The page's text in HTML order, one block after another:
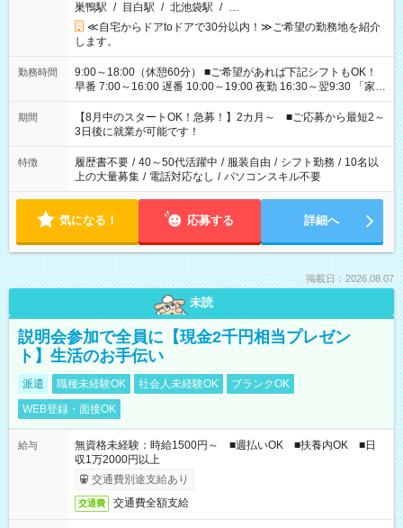
巣鴨駅 / 目白駅 / 北池袋駅 / …
≪自宅からドアtoドアで30分以内！≫ご希望の勤務地を紹介
します。
勤務時間
9:00～18:00（休憩60分） ■ご希望があれば下記シフトもOK！
早番 7:00～16:00 遅番 10:00～19:00 夜勤 16:30～翌9:30 「家族
と休みを合わせたい」 「余裕を持って夕飯の準備がしたい」
「できれば残業はしたくない」 など、ご希望を教えてください
ね。 ※Wワーク希望の方へ 今ご覧のお仕事で希望する勤務時間
と、もう1つのお仕事の勤務時間。 合計で週40時間を超える場
合は応募できません。
期間
【8月中のスタートOK！急募！】2カ月～ ■ご応募から最短2～
3日後に就業が可能です！
特徴 履歴書不要 / 40～50代活躍中 / 服装自由 / シフト勤務 / 10名以
上の大量募集 / 電話対応なし / パソコンスキル不要
気になる！ 応募する 詳細へ
掲載日：2026.08.07
未読
説明会参加で全員に【現金2千円相当プレゼン
ト】生活のお手伝い
派遣 職種未経験OK 社会人未経験OK
ブランクOK
WEB登録・面接OK
給与
無資格未経験：時給1500円～ ■週払いOK ■扶養内OK ■日
収1万2000円以上
交通費別途支給あり
交通費 交通費全額支給